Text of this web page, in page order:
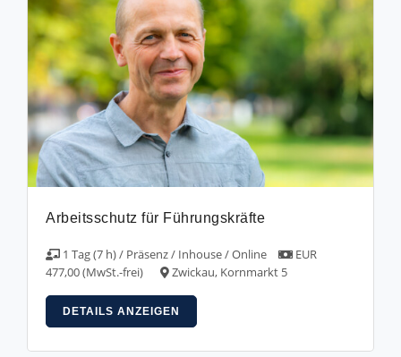
Arbeitsschutz für Führungskräfte
1 Tag (7 h) / Präsenz / Inhouse / Online
EUR
477,00 (MwSt.-frei)
Zwickau, Kornmarkt 5
DETAILS ANZEIGEN